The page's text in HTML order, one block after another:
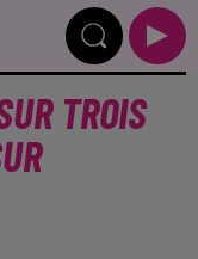
TROIS